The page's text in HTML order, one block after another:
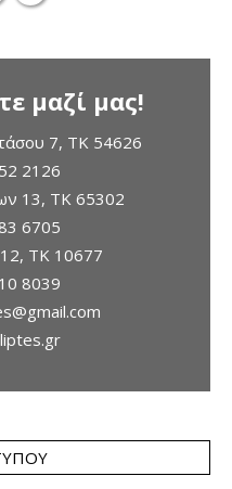
μαζί μας!
7, TK 54626
2126
13, ΤΚ 65302
6705
ΤΚ 10677
8039